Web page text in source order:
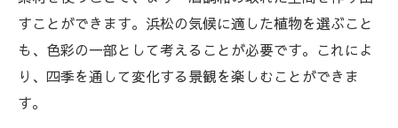
すことができます。浜松の気候に適した植物を選ぶこと
も、色彩の一部として考えることが必要です。これによ
り、四季を通して変化する景観を楽しむことができま
す。